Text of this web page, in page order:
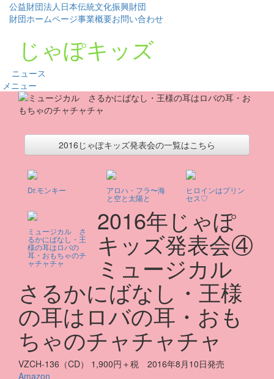
公益財団法人日本伝統文化振興財団
財団ホームページ事業概要お問い合わせ
じゃぽキッズ
ニュース
メニュー
2016じゃぽキッズ発表会の一覧はこちら
Dr.モンキー アロハ・フラ〜海
と空と太陽と
ヒロインはプリン
セス♡
ミュージカル さ
るかにばなし・王
様の耳はロバの
耳・おもちゃのチ
ャチャチャ
2016年じゃぽ
キッズ発表会④
ミュージカル
さるかにばなし・王様
の耳はロバの耳・おも
ちゃのチャチャチャ
VZCH-136（CD） 1,900円＋税 2016年8月10日発売
Amazon